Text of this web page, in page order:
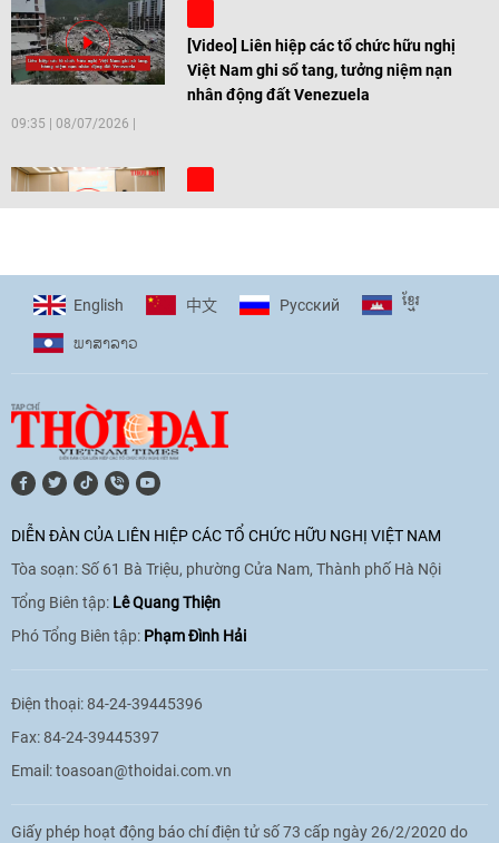
[Video] Liên hiệp các tổ chức hữu nghị
Việt Nam ghi sổ tang, tưởng niệm nạn
nhân động đất Venezuela
09:35 | 08/07/2026
[Video] Trẻ em Đông Á cùng kiến tạo
11:10|17/06/2026
hòa bình, hữu nghị giữa các dân tộc"
cho Đại sứ Hungary tại Việt Nam
17:25|13/06/2026
sinh Việt Nam tại trại hè Artek
English 中文 Pусский ខ្មែរ
ພາ​ສາ​ລາວ
DIỄN ĐÀN CỦA LIÊN HIỆP CÁC TỔ CHỨC HỮU NGHỊ VIỆT NAM
Tòa soạn: Số 61 Bà Triệu, phường Cửa Nam, Thành phố Hà Nội
Tổng Biên tập: Lê Quang Thiện
Phó Tổng Biên tập: Phạm Đình Hải
Điện thoại: 84-24-39445396
Fax: 84-24-39445397
Email:toasoan@thoidai.com.vn
Giấy phép hoạt động báo chí điện tử số 73 cấp ngày 26/2/2020 do